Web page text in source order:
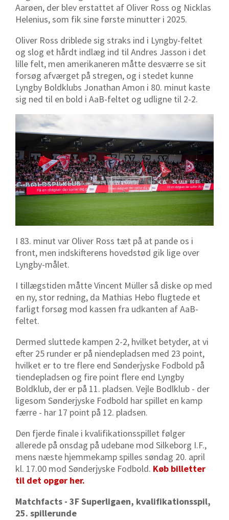
Aarøen, der blev erstattet af Oliver Ross og Nicklas
Helenius, som fik sine første minutter i 2025.
Oliver Ross driblede sig straks ind i Lyngby-feltet
og slog et hårdt indlæg ind til Andres Jasson i det
lille felt, men amerikaneren måtte desværre se sit
forsøg afværget på stregen, og i stedet kunne
Lyngby Boldklubs Jonathan Amon i 80. minut kaste
sig ned til en bold i AaB-feltet og udligne til 2-2.
I 83. minut var Oliver Ross tæt på at pande os i
front, men indskifterens hovedstød gik lige over
Lyngby-målet.
I tillægstiden måtte Vincent Müller så diske op med
en ny, stor redning, da Mathias Hebo flugtede et
farligt forsøg mod kassen fra udkanten af AaB-
feltet.
Dermed sluttede kampen 2-2, hvilket betyder, at vi
efter 25 runder er på niendepladsen med 23 point,
hvilket er to tre flere end Sønderjyske Fodbold på
tiendepladsen og fire point flere end Lyngby
Boldklub, der er på 11. pladsen. Vejle Bodlklub - der
ligesom Sønderjyske Fodbold har spillet en kamp
færre - har 17 point på 12. pladsen.
Den fjerde finale i kvalifikationsspillet følger
allerede på onsdag på udebane mod Silkeborg I.F.,
mens næste hjemmekamp spilles søndag 20. april
kl. 17.00 mod Sønderjyske Fodbold. Køb billetter
til det opgør her.
Matchfacts - 3F Superligaen, kvalifikationsspil,
25. spillerunde